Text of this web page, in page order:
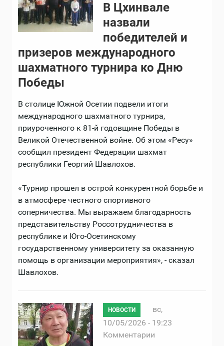
В Цхинвале
назвали
победителей и
призеров международного
шахматного турнира ко Дню
Победы
В столице Южной Осетии подвели итоги
международного шахматного турнира,
приуроченного к 81-й годовщине Победы в
Великой Отечественной войне. Об этом «Ресу»
сообщил президент Федерации шахмат
республики Георгий Шавлохов.
«Турнир прошел в острой конкурентной борьбе и
в атмосфере честного спортивного
соперничества. Мы выражаем благодарность
представительству Россотрудничества в
республике и Юго-Осетинскому
государственному университету за оказанную
помощь в организации мероприятия», - сказал
Шавлохов.
НОВОСТИ
вс,
10/05/2026 - 19:23
Комментарии